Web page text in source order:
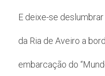
E deixe-se
da Ria de Aveiro a
embarcação do